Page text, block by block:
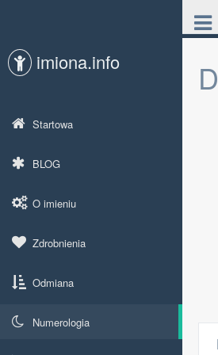
imiona.info
Startowa
BLOG
O imieniu
Zdrobnienia
Odmiana
Numerologia